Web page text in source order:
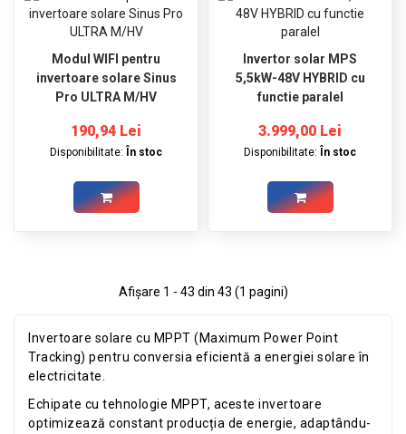
Modul WIFI pentru
invertoare solare Sinus
Pro ULTRA M/HV
190,94 Lei
Disponibilitate: În stoc
Invertor solar MPS
5,5kW-48V HYBRID cu
functie paralel
3.999,00 Lei
Disponibilitate: În stoc
Afişare 1 - 43 din 43 (1 pagini)
Invertoare solare cu MPPT (Maximum Power Point
Tracking) pentru conversia eficientă a energiei solare în
electricitate.
Echipate cu tehnologie MPPT, aceste invertoare
optimizează constant producția de energie, adaptându-